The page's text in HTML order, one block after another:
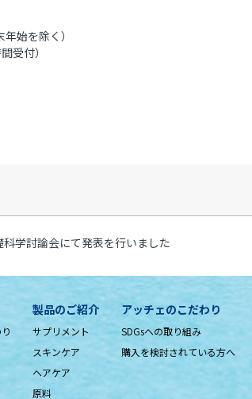
始を除く）
受付）
科学討論会にて発表を行いました
製品のご紹介
サプリメント
スキンケア
ヘアケア
原料
アッチェのこだわり
SDGsへの取り組み
購入を検討されている方へ